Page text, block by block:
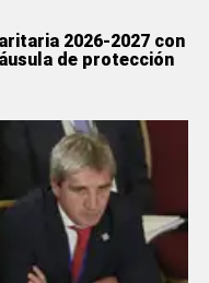
2026-2027 con
de protección